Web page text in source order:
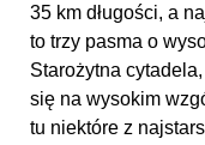
35 km długości, a
to trzy pasma o
Starożytna
się na wysokim
tu niektóre z